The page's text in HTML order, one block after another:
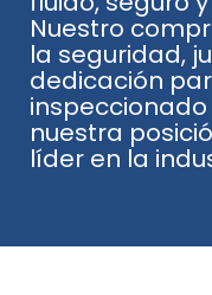
Nuestro
la seguridad,
dedicación
nuestra
líder en la